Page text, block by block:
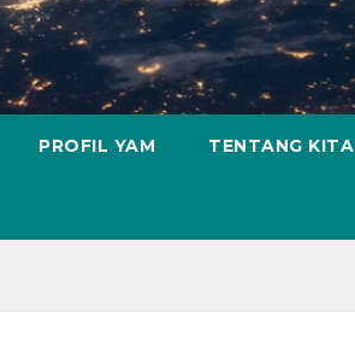
PROFIL YAM TENTANG KITA